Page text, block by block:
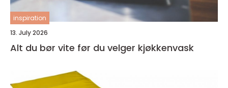
inspiration
13. July 2026
Alt du bør vite før du velger kjøkkenvask